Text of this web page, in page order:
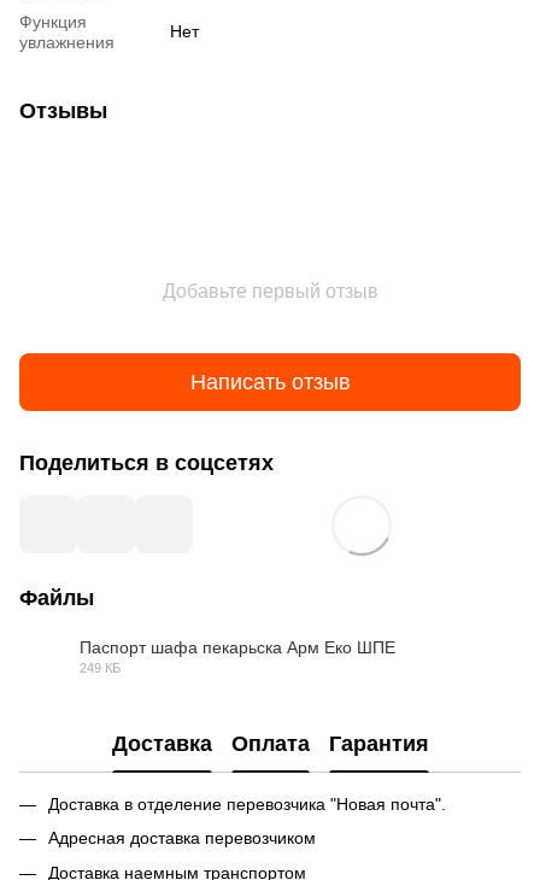
Функция
увлажнения
Нет
Отзывы
Добавьте первый отзыв
Написать отзыв
Поделиться в соцсетях
Файлы
Паспорт шафа пекарьска Арм Еко ШПЕ
249 КБ
Доставка Оплата Гарантия
Доставка в отделение перевозчика "Новая почта".
Адресная доставка перевозчиком
Доставка наемным транспортом